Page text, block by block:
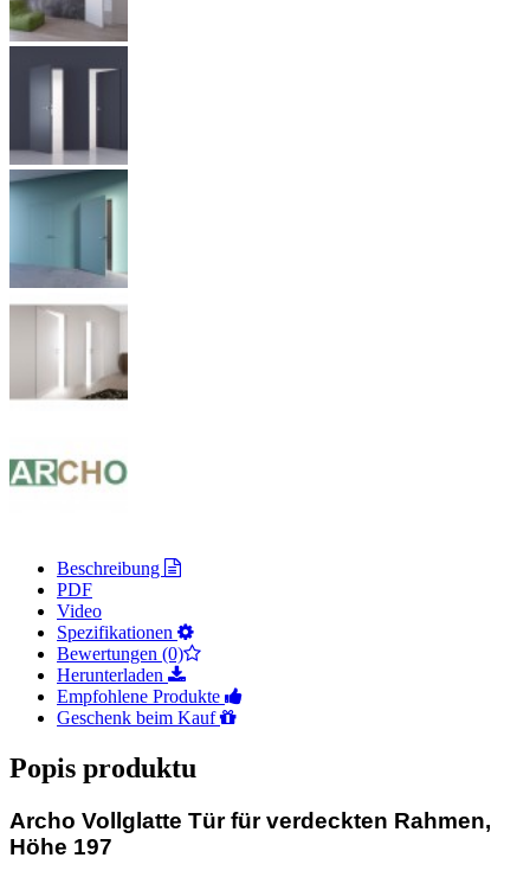
Beschreibung
PDF
Video
Spezifikationen
Bewertungen (0)
Herunterladen
Empfohlene Produkte
Geschenk beim Kauf
Popis produktu
Archo Vollglatte Tür für verdeckten Rahmen,
Höhe 197